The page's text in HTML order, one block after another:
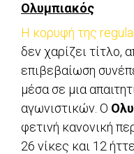
Ολυμπιακός
Η κορυφή της
δεν χαρίζει τίτλο,
επιβεβαίωση
μέσα σε μια
αγωνιστικών. Ο
φετινή κανονική
26 νίκες και 12